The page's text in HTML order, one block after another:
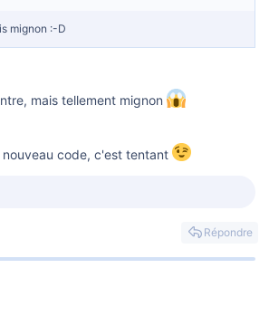
mignon :-D
mais tellement mignon
nouveau code, c'est tentant
Répondre